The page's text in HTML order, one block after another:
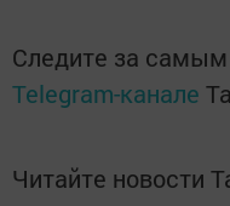
Следите за
Telegram-канале
Читайте новости